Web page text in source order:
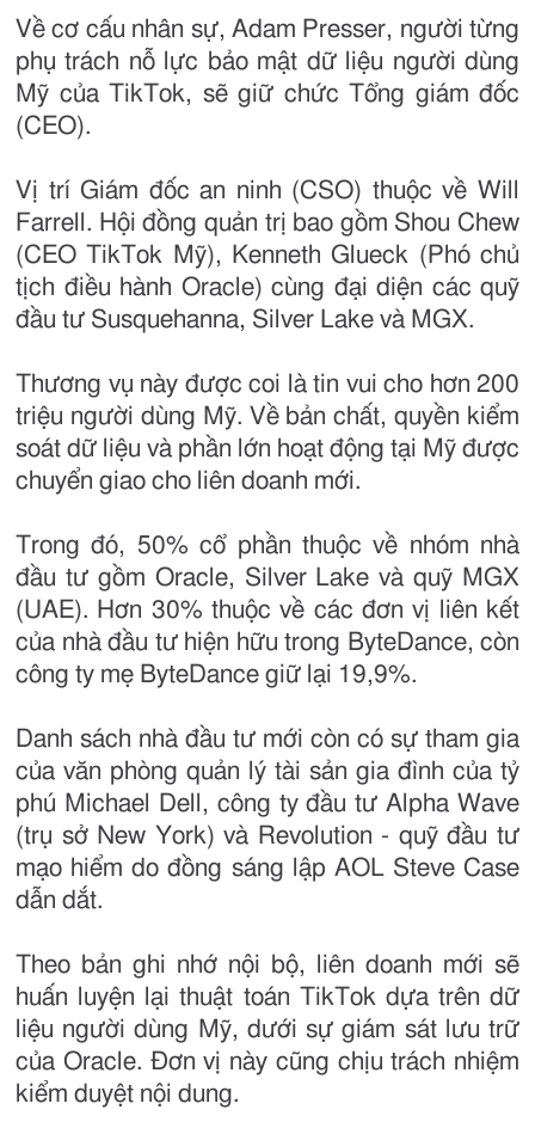
Về cơ cấu nhân sự, Adam Presser, người từng
phụ trách nỗ lực bảo mật dữ liệu người dùng
Mỹ của TikTok, sẽ giữ chức Tổng giám đốc
(CEO).
Vị trí Giám đốc an ninh (CSO) thuộc về Will
Farrell. Hội đồng quản trị bao gồm Shou Chew
(CEO TikTok Mỹ), Kenneth Glueck (Phó chủ
tịch điều hành Oracle) cùng đại diện các quỹ
đầu tư Susquehanna, Silver Lake và MGX.
Thương vụ này được coi là tin vui cho hơn 200
triệu người dùng Mỹ. Về bản chất, quyền kiểm
soát dữ liệu và phần lớn hoạt động tại Mỹ được
chuyển giao cho liên doanh mới.
Trong đó, 50% cổ phần thuộc về nhóm nhà
đầu tư gồm Oracle, Silver Lake và quỹ MGX
(UAE). Hơn 30% thuộc về các đơn vị liên kết
của nhà đầu tư hiện hữu trong ByteDance, còn
công ty mẹ ByteDance giữ lại 19,9%.
Danh sách nhà đầu tư mới còn có sự tham gia
của văn phòng quản lý tài sản gia đình của tỷ
phú Michael Dell, công ty đầu tư Alpha Wave
(trụ sở New York) và Revolution - quỹ đầu tư
mạo hiểm do đồng sáng lập AOL Steve Case
dẫn dắt.
Theo bản ghi nhớ nội bộ, liên doanh mới sẽ
huấn luyện lại thuật toán TikTok dựa trên dữ
liệu người dùng Mỹ, dưới sự giám sát lưu trữ
của Oracle. Đơn vị này cũng chịu trách nhiệm
kiểm duyệt nội dung.